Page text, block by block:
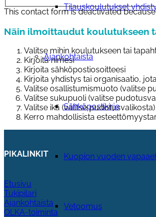
Tilauskoulutukset
Ajankohtaista
Sähköpostikirje
Kuopion vuoden
Vetoomus
This contact form is deactivated
Näin ilmoittaudut koulutukseen
Valitse mihin koulutukseen tai
Kirjoita nimesi
Kirjoita sähköpostiosoitteesi
Kirjoita yhdistys tai organisaatio,
Valitse osallistumismuoto (valitse
Valitse sukupuoli (valitse
Valitse ikä (valitse pudotusvalikosta)
Kerro mahdollisista
PIKALINKIT
Etusivu
Tukipilari
Ajankohtaista
OLKA-toiminta